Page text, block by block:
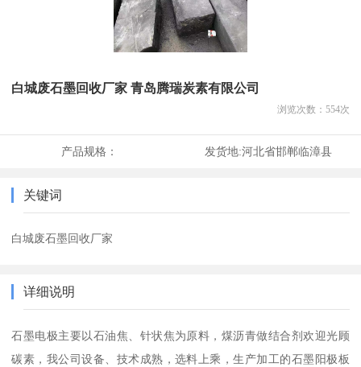
白城废石墨回收厂家 青岛腾瑞炭素有限公司
浏览次数： 554次
产品规格： 发货地:河北省邯郸临漳县
关键词
白城废石墨回收厂家
详细说明
石墨电极主要以石油焦、针状焦为原料，煤沥青做结合剂欢迎光顾
碳素，我公司设备、技术成熟，选料上乘，生产加工的石墨阳极板